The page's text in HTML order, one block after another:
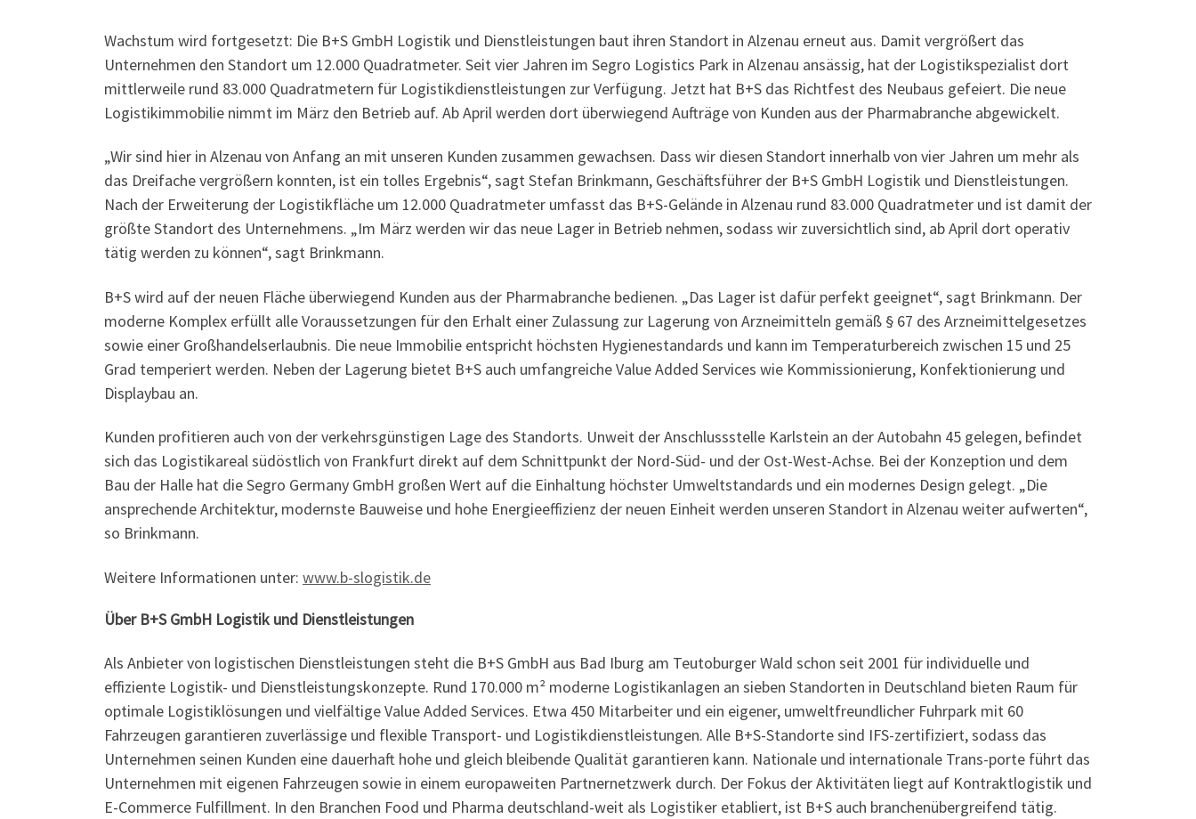
Wachstum wird fortgesetzt: Die B+S GmbH Logistik und Dienstleistungen baut ihren Standort in Alzenau erneut aus. Damit vergrößert das
Unternehmen den Standort um 12.000 Quadratmeter. Seit vier Jahren im Segro Logistics Park in Alzenau ansässig, hat der Logistikspezialist dort
mittlerweile rund 83.000 Quadratmetern für Logistikdienstleistungen zur Verfügung. Jetzt hat B+S das Richtfest des Neubaus gefeiert. Die neue
Logistikimmobilie nimmt im März den Betrieb auf. Ab April werden dort überwiegend Aufträge von Kunden aus der Pharmabranche abgewickelt.
„Wir sind hier in Alzenau von Anfang an mit unseren Kunden zusammen gewachsen. Dass wir diesen Standort innerhalb von vier Jahren um mehr als
das Dreifache vergrößern konnten, ist ein tolles Ergebnis“, sagt Stefan Brinkmann, Geschäftsführer der B+S GmbH Logistik und Dienstleistungen.
Nach der Erweiterung der Logistikfläche um 12.000 Quadratmeter umfasst das B+S-Gelände in Alzenau rund 83.000 Quadratmeter und ist damit der
größte Standort des Unternehmens. „Im März werden wir das neue Lager in Betrieb nehmen, sodass wir zuversichtlich sind, ab April dort operativ
tätig werden zu können“, sagt Brinkmann.
B+S wird auf der neuen Fläche überwiegend Kunden aus der Pharmabranche bedienen. „Das Lager ist dafür perfekt geeignet“, sagt Brinkmann. Der
moderne Komplex erfüllt alle Voraussetzungen für den Erhalt einer Zulassung zur Lagerung von Arzneimitteln gemäß § 67 des Arzneimittelgesetzes
sowie einer Großhandelserlaubnis. Die neue Immobilie entspricht höchsten Hygienestandards und kann im Temperaturbereich zwischen 15 und 25
Grad temperiert werden. Neben der Lagerung bietet B+S auch umfangreiche Value Added Services wie Kommissionierung, Konfektionierung und
Displaybau an.
Kunden profitieren auch von der verkehrsgünstigen Lage des Standorts. Unweit der Anschlussstelle Karlstein an der Autobahn 45 gelegen, befindet
sich das Logistikareal südöstlich von Frankfurt direkt auf dem Schnittpunkt der Nord-Süd- und der Ost-West-Achse. Bei der Konzeption und dem
Bau der Halle hat die Segro Germany GmbH großen Wert auf die Einhaltung höchster Umweltstandards und ein modernes Design gelegt. „Die
ansprechende Architektur, modernste Bauweise und hohe Energieeffizienz der neuen Einheit werden unseren Standort in Alzenau weiter aufwerten“,
so Brinkmann.
Weitere Informationen unter: www.b-slogistik.de
Über B+S GmbH Logistik und Dienstleistungen
Als Anbieter von logistischen Dienstleistungen steht die B+S GmbH aus Bad Iburg am Teutoburger Wald schon seit 2001 für individuelle und
effiziente Logistik- und Dienstleistungskonzepte. Rund 170.000 m² moderne Logistikanlagen an sieben Standorten in Deutschland bieten Raum für
optimale Logistiklösungen und vielfältige Value Added Services. Etwa 450 Mitarbeiter und ein eigener, umweltfreundlicher Fuhrpark mit 60
Fahrzeugen garantieren zuverlässige und flexible Transport- und Logistikdienstleistungen. Alle B+S-Standorte sind IFS-zertifiziert, sodass das
Unternehmen seinen Kunden eine dauerhaft hohe und gleich bleibende Qualität garantieren kann. Nationale und internationale Trans-porte führt das
Unternehmen mit eigenen Fahrzeugen sowie in einem europaweiten Partnernetzwerk durch. Der Fokus der Aktivitäten liegt auf Kontraktlogistik und
E-Commerce Fulfillment. In den Branchen Food und Pharma deutschland-weit als Logistiker etabliert, ist B+S auch branchenübergreifend tätig.